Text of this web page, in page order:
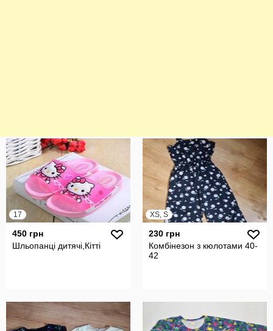
17
450 грн
Шльопанці дитячі,Кітті
XS, S
230 грн
Комбінезон з кюлотами 40-
42